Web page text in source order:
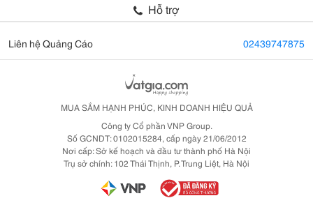
Hỗ trợ
Liên hệ Quảng Cáo 02439747875
MUA SẮM HẠNH PHÚC, KINH DOANH HIỆU QUẢ
Công ty Cổ phần VNP Group.
Số GCNDT: 0102015284, cấp ngày 21/06/2012
Nơi cấp: Sở kế hoạch và đầu tư thành phố Hà Nội
Trụ sở chính: 102 Thái Thịnh, P. Trung Liệt, Hà Nội